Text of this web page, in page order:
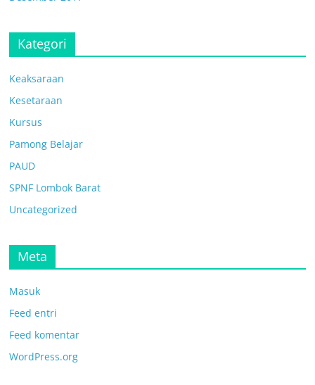
Kategori
Keaksaraan
Kesetaraan
Kursus
Pamong Belajar
PAUD
SPNF Lombok Barat
Uncategorized
Meta
Masuk
Feed entri
Feed komentar
WordPress.org